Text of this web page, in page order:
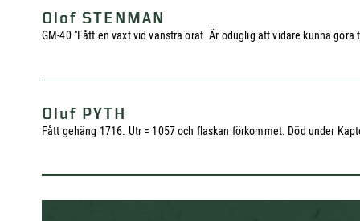
Olof STENMAN
GM-40 "Fått en växt vid vänstra örat. Är oduglig att vidare kunna
Oluf PYTH
Fått gehäng 1716. Utr = 1057 och flaskan förkommet. Död under